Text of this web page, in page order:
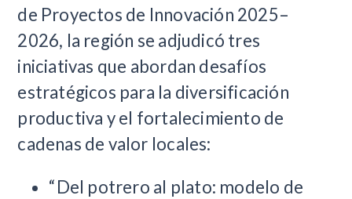
de Proyectos de Innovación 2025–
2026, la región se adjudicó tres
iniciativas que abordan desafíos
estratégicos para la diversificación
productiva y el fortalecimiento de
cadenas de valor locales:​
“Del potrero al plato: modelo de